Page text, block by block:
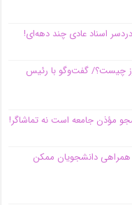
اسناد عادی چند‌ دهه‌ای!
چیست؟/ گفت‌وگو با رئیس
مؤذن جامعه است نه تماشاگر!
دانشجویان ممکن